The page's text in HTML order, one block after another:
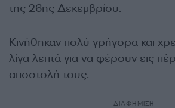
της 26ης Δεκεμβρίου.
Κινήθηκαν πολύ γρήγορα και
λίγα λεπτά για να φέρουν εις
αποστολή τους.
ΔΙΑΦΗΜΙΣΗ